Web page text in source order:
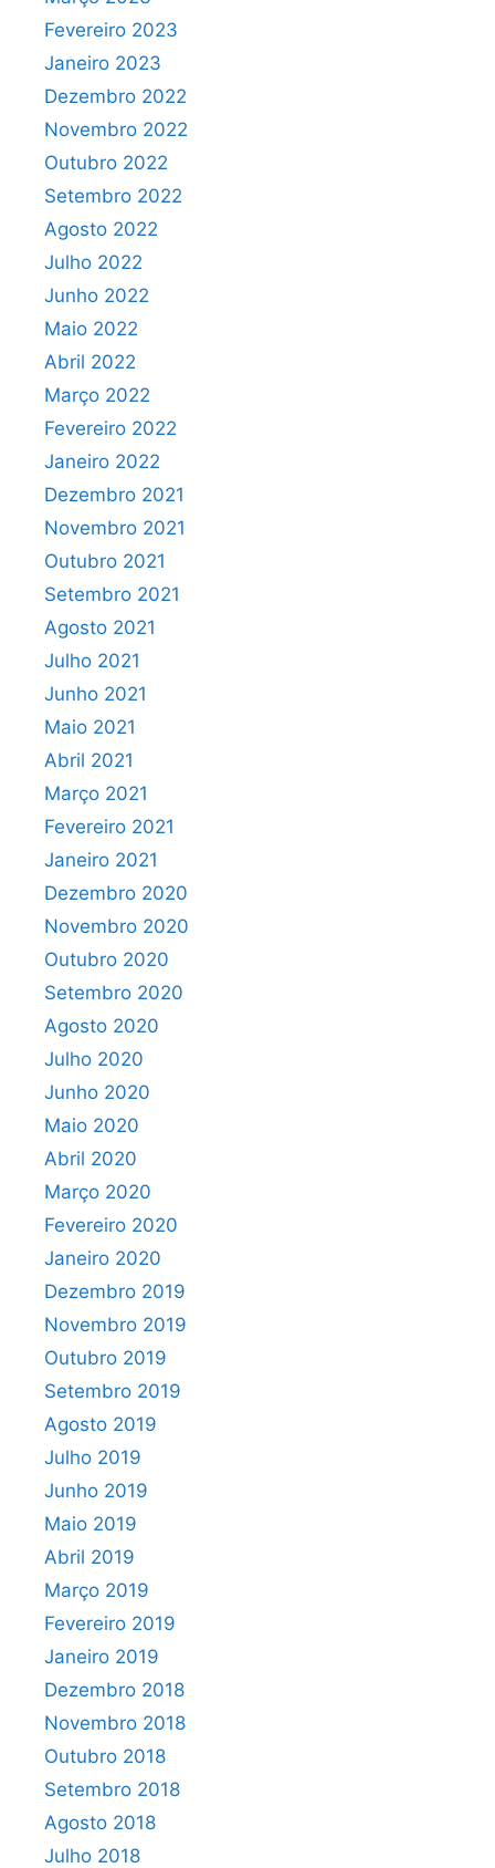
Fevereiro 2023
Janeiro 2023
Dezembro 2022
Novembro 2022
Outubro 2022
Setembro 2022
Agosto 2022
Julho 2022
Junho 2022
Maio 2022
Abril 2022
Março 2022
Fevereiro 2022
Janeiro 2022
Dezembro 2021
Novembro 2021
Outubro 2021
Setembro 2021
Agosto 2021
Julho 2021
Junho 2021
Maio 2021
Abril 2021
Março 2021
Fevereiro 2021
Janeiro 2021
Dezembro 2020
Novembro 2020
Outubro 2020
Setembro 2020
Agosto 2020
Julho 2020
Junho 2020
Maio 2020
Abril 2020
Março 2020
Fevereiro 2020
Janeiro 2020
Dezembro 2019
Novembro 2019
Outubro 2019
Setembro 2019
Agosto 2019
Julho 2019
Junho 2019
Maio 2019
Abril 2019
Março 2019
Fevereiro 2019
Janeiro 2019
Dezembro 2018
Novembro 2018
Outubro 2018
Setembro 2018
Agosto 2018
Julho 2018